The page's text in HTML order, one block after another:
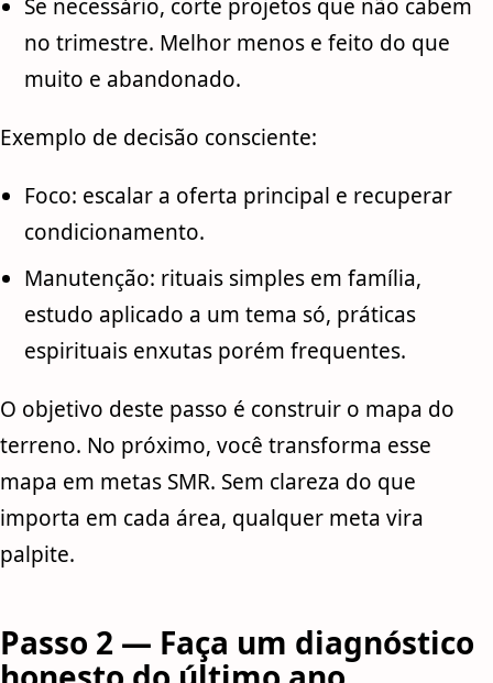
Se necessário, corte projetos que não cabem
no trimestre. Melhor menos e feito do que
muito e abandonado.
Exemplo de decisão consciente:
Foco: escalar a oferta principal e recuperar
condicionamento.
Manutenção: rituais simples em família,
estudo aplicado a um tema só, práticas
espirituais enxutas porém frequentes.
O objetivo deste passo é construir o mapa do
terreno. No próximo, você transforma esse
mapa em metas SMR. Sem clareza do que
importa em cada área, qualquer meta vira
palpite.
Passo 2 — Faça um diagnóstico